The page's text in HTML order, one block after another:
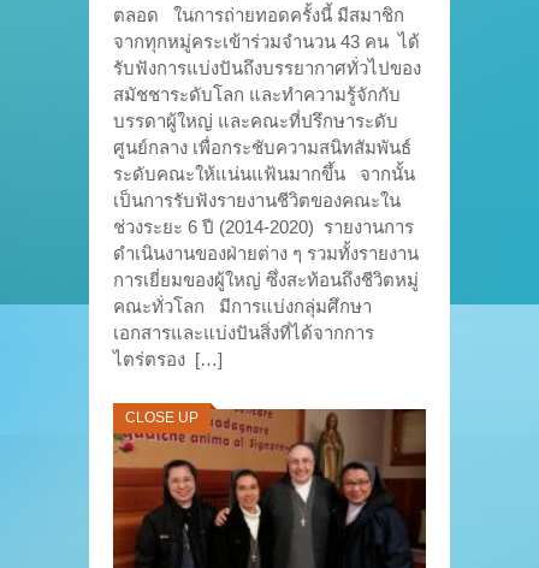
ตลอด ในการถ่ายทอดครั้งนี้ มีสมาชิก
จากทุกหมู่คระเข้าร่วมจำนวน 43 คน ได้
รับฟังการแบ่งปันถึงบรรยากาศทั่วไปของ
สมัชชาระดับโลก และทำความรู้จักกับ
บรรดาผู้ใหญ่ และคณะที่ปรึกษาระดับ
ศูนย์กลาง เพื่อกระชับความสนิทสัมพันธ์
ระดับคณะให้แน่นแฟ้นมากขึ้น จากนั้น
เป็นการรับฟังรายงานชีวิตของคณะใน
ช่วงระยะ 6 ปี (2014-2020) รายงานการ
ดำเนินงานของฝ่ายต่าง ๆ รวมทั้งรายงาน
การเยี่ยมของผู้ใหญ่ ซึ่งสะท้อนถึงชีวิตหมู่
คณะทั่วโลก มีการแบ่งกลุ่มศึกษา
เอกสารและแบ่งปันสิ่งที่ได้จากการ
ไตร่ตรอง […]
CLOSE UP